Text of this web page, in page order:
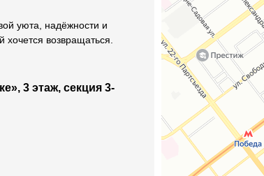
уюта, надёжности и
возвращаться.
3 этаж, секция 3-